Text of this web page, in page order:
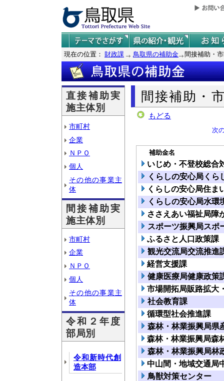
現在の位置： 財政課 鳥取県の補助金 間接補助・
直接補助実
施主体別
市町村
企業
ＮＰＯ
個人
その他の事業主
体
間接補助実
施主体別
市町村
企業
ＮＰＯ
個人
その他の事業主
体
令和２年度
部局別
令和新時代創
造本部
間接補助・
もどる
次
補助金名
いじめ・不登校総合
くらしの安心局くら
くらしの安心局住ま
くらしの安心局水環
ささえあい福祉局障
スポーツ振興局スポ
ふるさと人口政策課
観光交流局交流推進
経営支援課
健康医療局健康政策
市場開拓局販路拡大
社会教育課
循環型社会推進課
森林・林業振興局県
森林・林業振興局森
森林・林業振興局林
中山間・地域交通局
鳥獣対策センター